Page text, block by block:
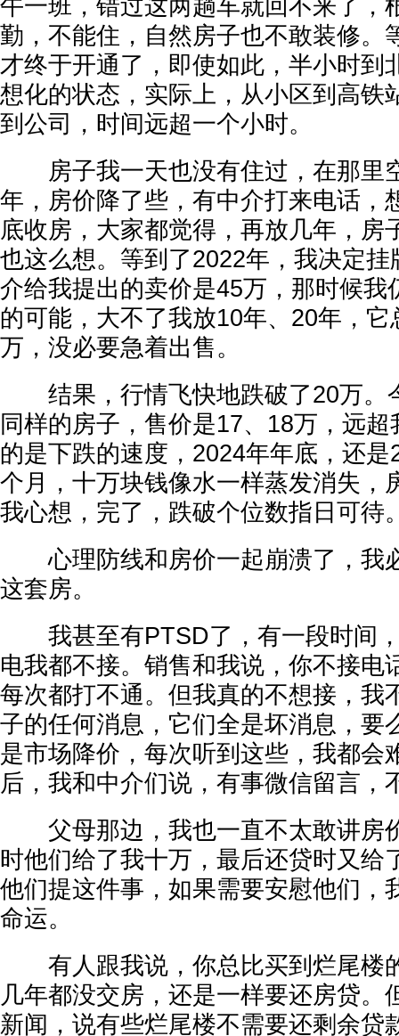
午一班，错过这两趟车就回不来了，
勤，不能住，自然房子也不敢装修。
才终于开通了，即使如此，半小时到
想化的状态，实际上，从小区到高铁
到公司，时间远超一个小时。
房子我一天也没有住过，在那里
年，房价降了些，有中介打来电话，
底收房，大家都觉得，再放几年，房
也这么想。等到了2022年，我决定
介给我提出的卖价是45万，那时候我
的可能，大不了我放10年、20年，
万，没必要急着出售。
结果，行情飞快地跌破了20万。
同样的房子，售价是17、18万，远
的是下跌的速度，2024年年底，还
个月，十万块钱像水一样蒸发消失，
我心想，完了，跌破个位数指日可待
心理防线和房价一起崩溃了，我
这套房。
我甚至有PTSD了，有一段时间，
电我都不接。销售和我说，你不接电
每次都打不通。但我真的不想接，我
子的任何消息，它们全是坏消息，要
是市场降价，每次听到这些，我都会
后，我和中介们说，有事微信留言，
父母那边，我也一直不太敢讲房
时他们给了我十万，最后还贷时又给
他们提这件事，如果需要安慰他们，
命运。
有人跟我说，你总比买到烂尾楼
几年都没交房，还是一样要还房贷。
新闻，说有些烂尾楼不需要还剩余贷